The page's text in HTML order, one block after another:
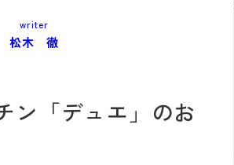
ン「デュエ」のお
writer
松木 徹